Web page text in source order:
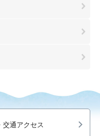
交通アクセス